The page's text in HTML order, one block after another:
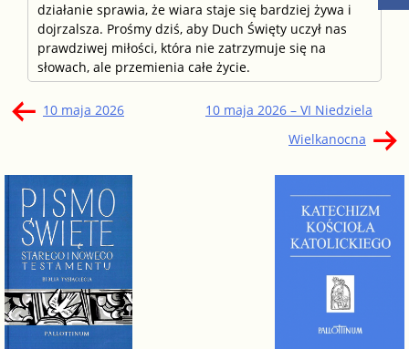
działanie sprawia, że wiara staje się bardziej żywa i
dojrzalsza. Prośmy dziś, aby Duch Święty uczył nas
prawdziwej miłości, która nie zatrzymuje się na
słowach, ale przemienia całe życie.
Nawigacja
10 maja 2026
10 maja 2026 – VI Niedziela
Wielkanocna